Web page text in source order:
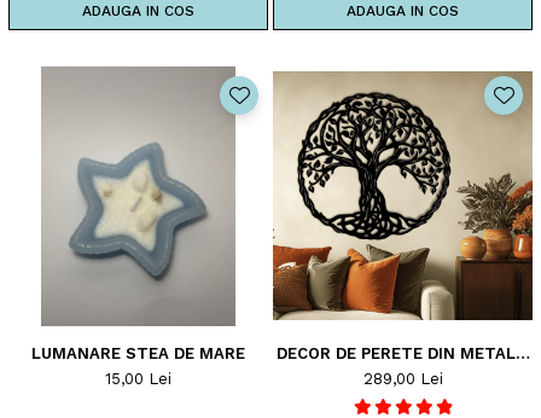
ADAUGA IN COS ADAUGA IN COS
LUMANARE STEA DE MARE
15,00 Lei
DECOR DE PERETE DIN METAL -
POMUL VIETII - TREE7
289,00 Lei